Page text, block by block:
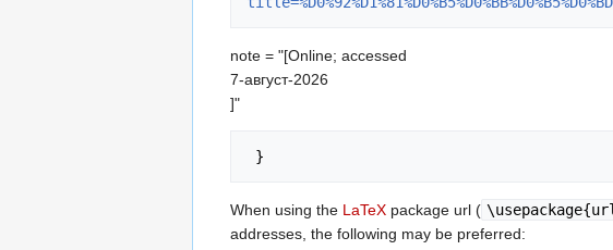
note = "[Online; accessed
7-август-2026
]"
When using the LaTeX package url (
addresses, the following may be preferred: